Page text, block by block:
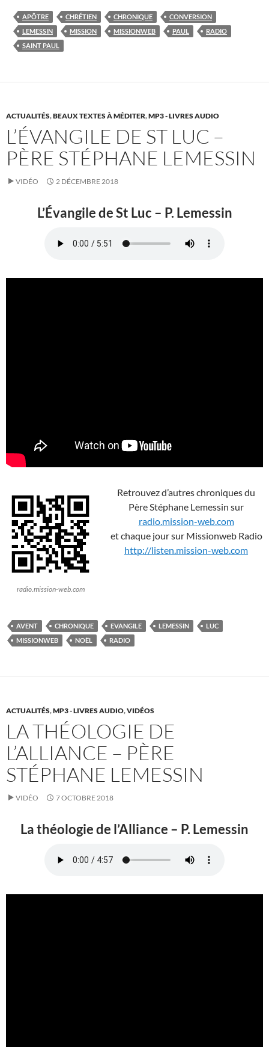
APÔTRE CHRÉTIEN CHRONIQUE
CONVERSION
LEMESSIN
MISSION MISSIONWEB PAUL
RADIO
SAINT PAUL
ACTUALITÉS,BEAUX TEXTES À MÉDITER,MP3 - LIVRES AUDIO
L’ÉVANGILE DE ST LUC –
PÈRE STÉPHANE LEMESSIN
VIDÉO 2 DÉCEMBRE 2018
L’Évangile de St Luc – P. Lemessin
radio.mission-web.com
Retrouvez d’autres chroniques du
Père Stéphane Lemessin sur
radio.mission-web.com
et chaque jour sur Missionweb Radio
http://listen.mission-web.com
AVENT CHRONIQUE EVANGILE LEMESSIN
LUC
MISSIONWEB
NOËL RADIO
ACTUALITÉS,MP3 - LIVRES AUDIO,VIDÉOS
LA THÉOLOGIE DE
L’ALLIANCE – PÈRE
STÉPHANE LEMESSIN
VIDÉO 7 OCTOBRE 2018
La théologie de l’Alliance – P. Lemessin